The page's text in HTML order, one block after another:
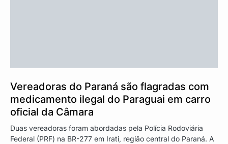
Vereadoras do Paraná são flagradas com
medicamento ilegal do Paraguai em carro
oficial da Câmara
Duas vereadoras foram abordadas pela Polícia Rodoviária
Federal (PRF) na BR-277 em Irati, região central do Paraná. A